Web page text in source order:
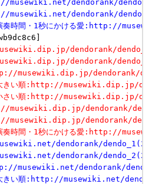
musewiki.net/dendorank/
musewiki.net/dendorank/
演奏時間・1秒にかける愛:http://
dendorank/
dendorank/
musewiki.dip.jp/dendorank/
大きい順:http://musewiki.dip.jp/
小さい順:http://musewiki.dip.jp/
musewiki.dip.jp/dendorank/
musewiki.dip.jp/dendorank/
演奏時間・1秒にかける愛:http://
dendorank/
dendorank/
musewiki.net/dendorank/
大きい順:http://musewiki.net/